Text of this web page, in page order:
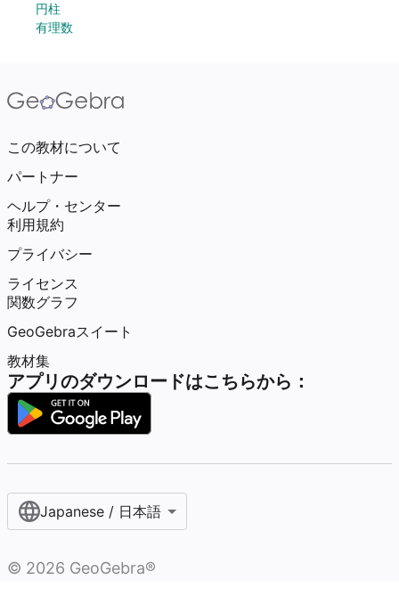
円柱
有理数
この教材について
パートナー
ヘルプ・センター
利用規約
プライバシー
ライセンス
関数グラフ
GeoGebraスイート
教材集
アプリのダウンロードはこちらから：
Japanese / 日本語
© 2026 GeoGebra®